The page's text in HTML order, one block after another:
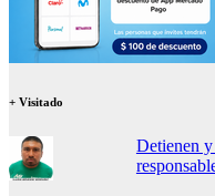
+ Visitado
Detienen